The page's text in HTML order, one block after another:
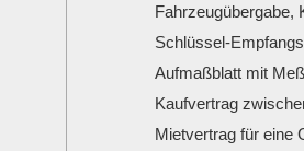
Fahrzeugübergabe,
Schlüssel-
Aufmaßblatt mit
Kaufvertrag
Mietvertrag für eine